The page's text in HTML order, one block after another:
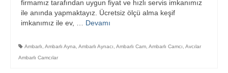
firmamız tarafından uygun fiyat ve hızlı servis imkanımız
ile anında yapmaktayız. Ücretsiz ölçü alma keşif
imkanımız ile ev, … Devamı
Ambarlı Ambarlı Ayna Ambarlı Aynacı Ambarlı Cam Ambarlı Camcı Avcılar
Ambarlı Camcılar